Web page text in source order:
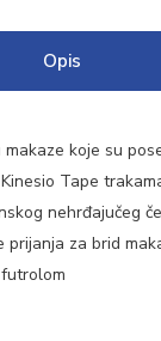
Opis
koje su
Tape
nehrđajučeg
za brid